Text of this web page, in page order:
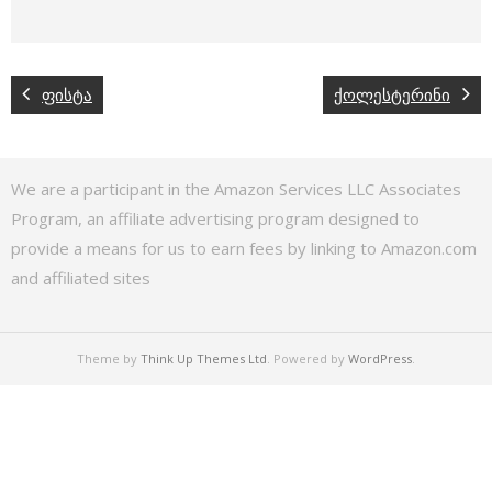
ფისტა ქოლესტერინი
We are a participant in the Amazon Services LLC Associates
Program, an affiliate advertising program designed to
provide a means for us to earn fees by linking to Amazon.com
and affiliated sites
Theme by Think Up Themes Ltd. Powered by WordPress.